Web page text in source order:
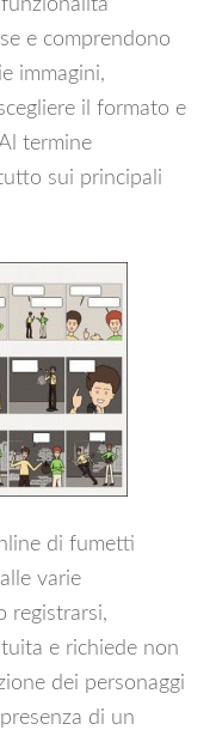
e comprendono
immagini,
il formato e
termine
sui principali
di fumetti
varie
registrarsi,
e richiede non
dei personaggi
di un